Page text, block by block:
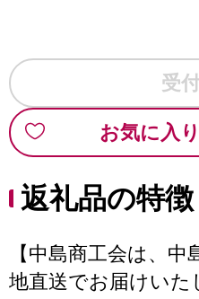
受
お気に入
返礼品の特徴
【中島商工会は、
地直送でお届けいた